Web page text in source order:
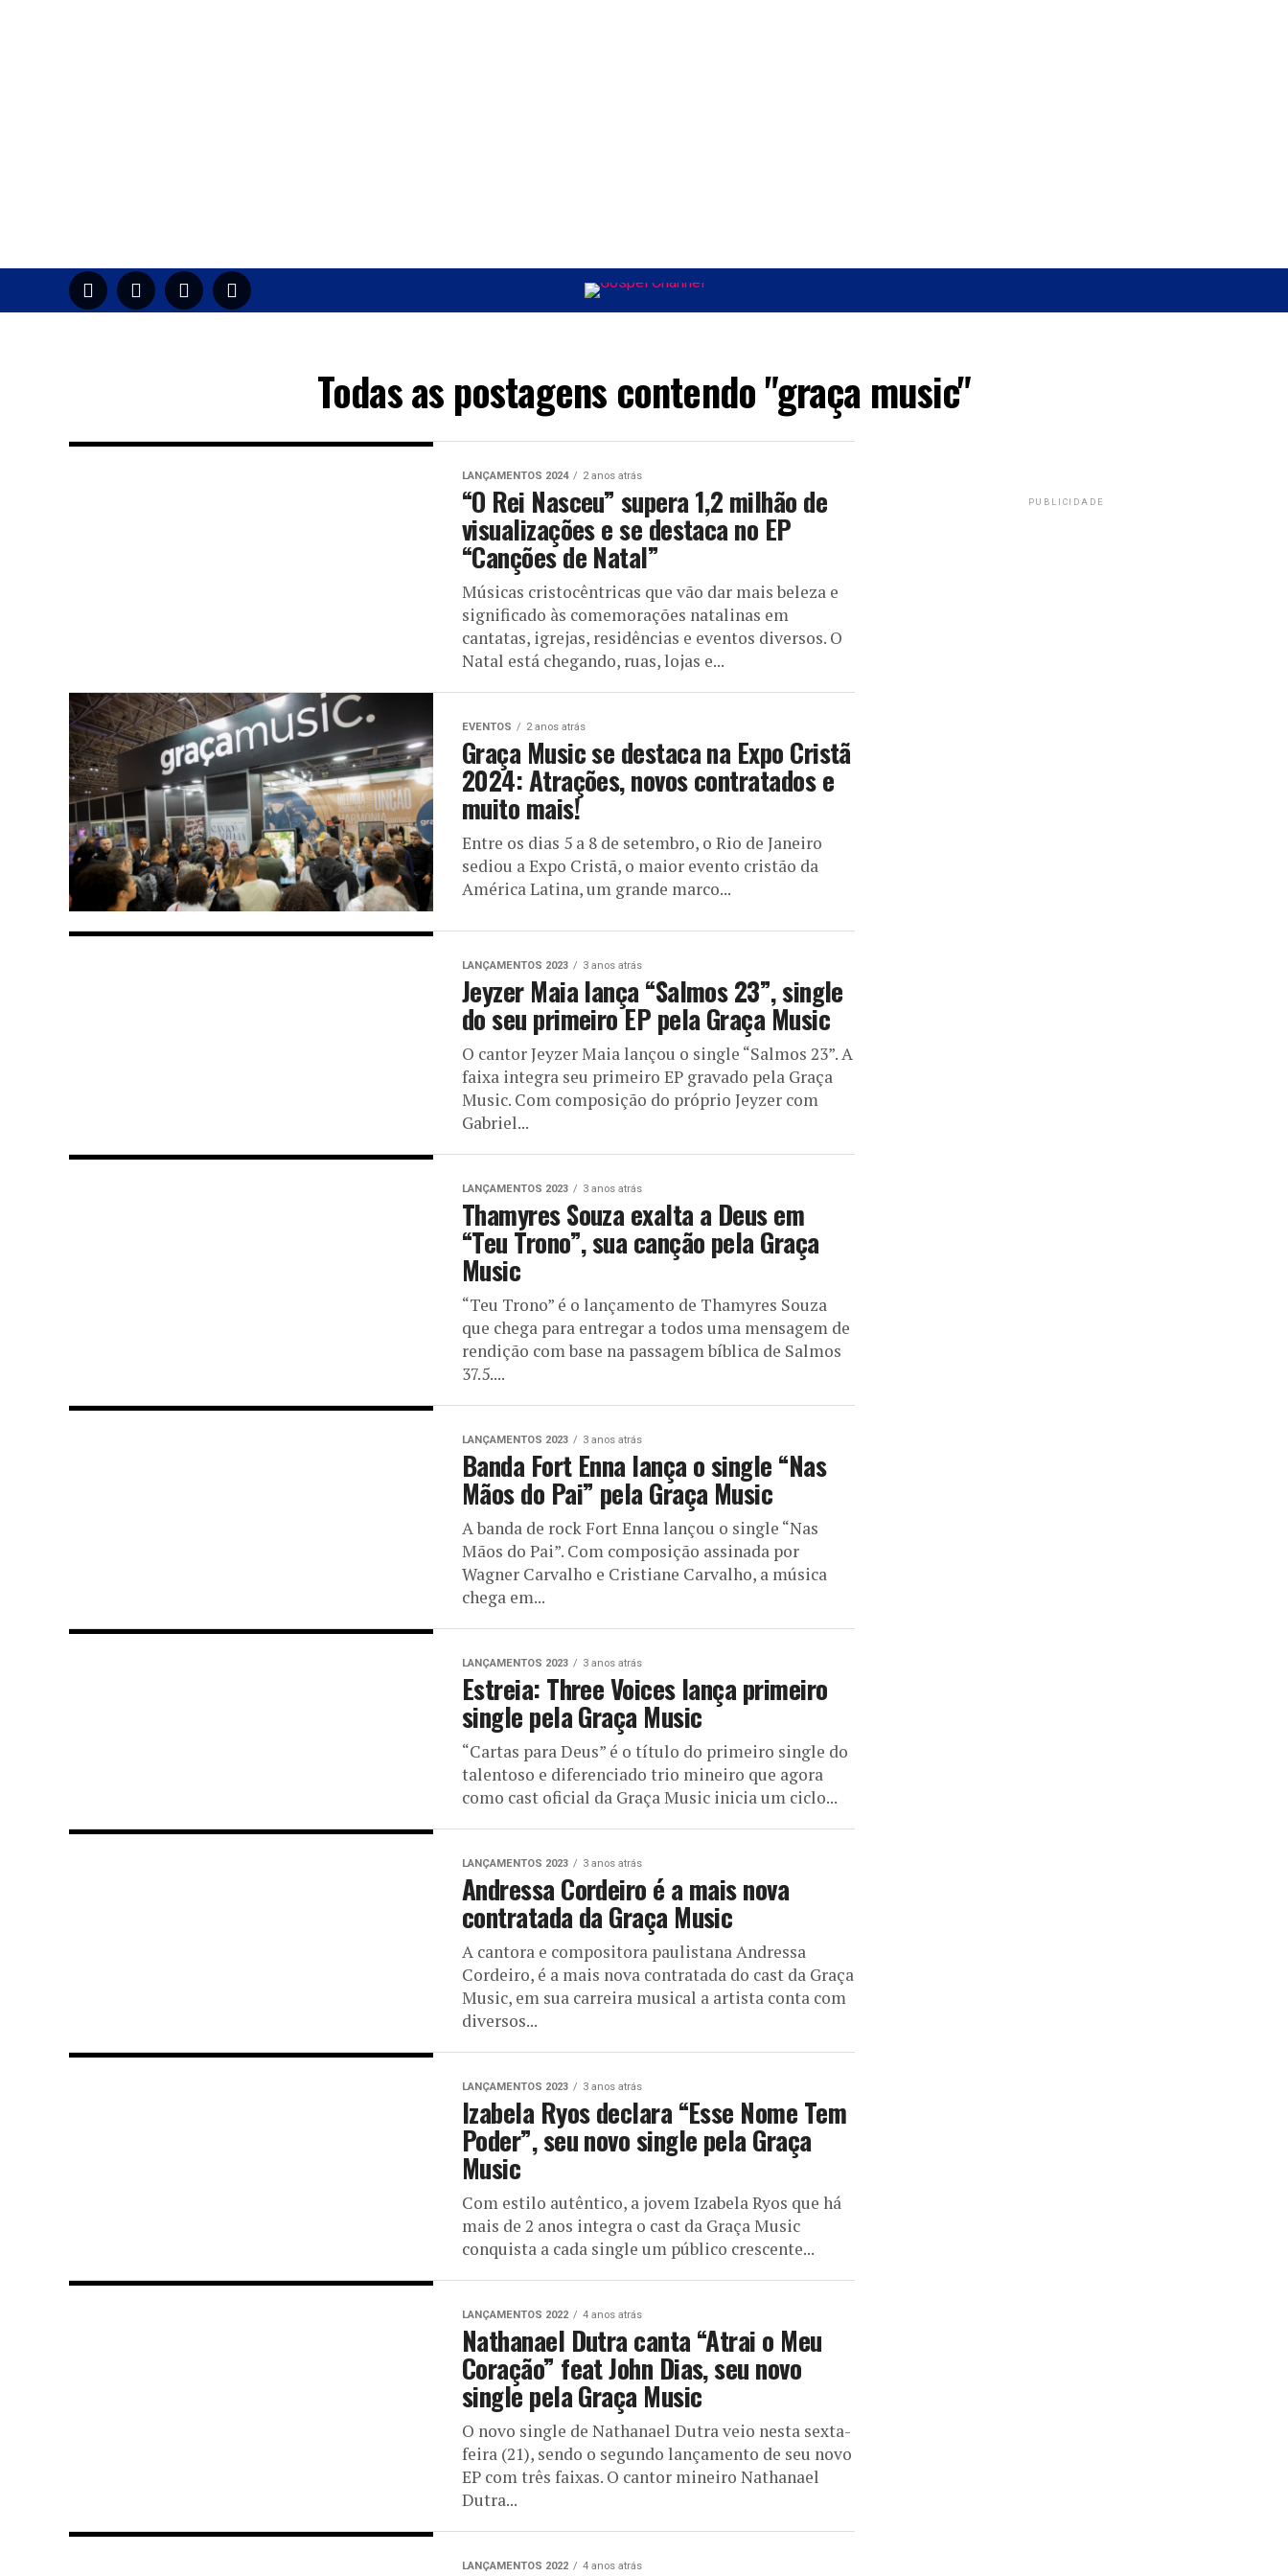
Todas as postagens contendo "graça music"
LANÇAMENTOS 2024 2 anos atrás
“O Rei Nasceu” supera 1,2 milhão de
visualizações e se destaca no EP
“Canções de Natal”
Músicas cristocêntricas que vão dar mais beleza e
significado às comemorações natalinas em
cantatas, igrejas, residências e eventos diversos. O
Natal está chegando, ruas, lojas e...
EVENTOS 2 anos atrás
Graça Music se destaca na Expo Cristã
2024: Atrações, novos contratados e
muito mais!
Entre os dias 5 a 8 de setembro, o Rio de Janeiro
sediou a Expo Cristã, o maior evento cristão da
América Latina, um grande marco...
LANÇAMENTOS 2023 3 anos atrás
Jeyzer Maia lança “Salmos 23”, single
do seu primeiro EP pela Graça Music
O cantor Jeyzer Maia lançou o single “Salmos 23”. A
faixa integra seu primeiro EP gravado pela Graça
Music. Com composição do próprio Jeyzer com
Gabriel...
LANÇAMENTOS 2023 3 anos atrás
Thamyres Souza exalta a Deus em
“Teu Trono”, sua canção pela Graça
Music
“Teu Trono” é o lançamento de Thamyres Souza
que chega para entregar a todos uma mensagem de
rendição com base na passagem bíblica de Salmos
37.5....
LANÇAMENTOS 2023 3 anos atrás
Banda Fort Enna lança o single “Nas
Mãos do Pai” pela Graça Music
A banda de rock Fort Enna lançou o single “Nas
Mãos do Pai”. Com composição assinada por
Wagner Carvalho e Cristiane Carvalho, a música
chega em...
LANÇAMENTOS 2023 3 anos atrás
Estreia: Three Voices lança primeiro
single pela Graça Music
“Cartas para Deus” é o título do primeiro single do
talentoso e diferenciado trio mineiro que agora
como cast oficial da Graça Music inicia um ciclo...
LANÇAMENTOS 2023 3 anos atrás
Andressa Cordeiro é a mais nova
contratada da Graça Music
A cantora e compositora paulistana Andressa
Cordeiro, é a mais nova contratada do cast da Graça
Music, em sua carreira musical a artista conta com
diversos...
LANÇAMENTOS 2023 3 anos atrás
Izabela Ryos declara “Esse Nome Tem
Poder”, seu novo single pela Graça
Music
Com estilo autêntico, a jovem Izabela Ryos que há
mais de 2 anos integra o cast da Graça Music
conquista a cada single um público crescente...
LANÇAMENTOS 2022 4 anos atrás
Nathanael Dutra canta “Atrai o Meu
Coração” feat John Dias, seu novo
single pela Graça Music
O novo single de Nathanael Dutra veio nesta sexta-
feira (21), sendo o segundo lançamento de seu novo
EP com três faixas. O cantor mineiro Nathanael
Dutra...
LANÇAMENTOS 2022 4 anos atrás
PUBLICIDADE